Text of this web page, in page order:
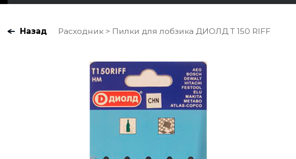
Назад Расходник Пилки для лобзика ДИОЛД T 150 RIFF